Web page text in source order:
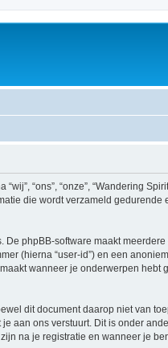
“ons”, “onze”, “Wandering
die wordt verzameld
phpBB-software maakt
(hierna “user-id”) en een
wanneer je onderwerpen hebt
dit document daarop niet van
aan ons verstuurt. Dit is onder
na je registratie en wanneer je